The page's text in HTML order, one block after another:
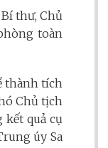
thư, Chủ
toàn
thành tích
Chủ tịch
kết quả cụ
úy Sa